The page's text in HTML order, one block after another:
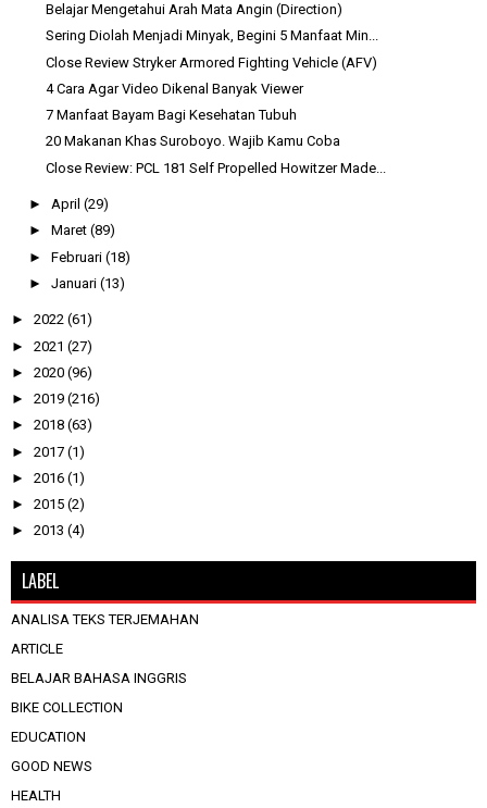
Belajar Mengetahui Arah Mata Angin (Direction)
Sering Diolah Menjadi Minyak, Begini 5 Manfaat Min...
Close Review Stryker Armored Fighting Vehicle (AFV)
4 Cara Agar Video Dikenal Banyak Viewer
7 Manfaat Bayam Bagi Kesehatan Tubuh
20 Makanan Khas Suroboyo. Wajib Kamu Coba
Close Review: PCL 181 Self Propelled Howitzer Made...
► April (29)
► Maret (89)
► Februari (18)
► Januari (13)
► 2022 (61)
► 2021 (27)
► 2020 (96)
► 2019 (216)
► 2018 (63)
► 2017 (1)
► 2016 (1)
► 2015 (2)
► 2013 (4)
LABEL
ANALISA TEKS TERJEMAHAN
ARTICLE
BELAJAR BAHASA INGGRIS
BIKE COLLECTION
EDUCATION
GOOD NEWS
HEALTH